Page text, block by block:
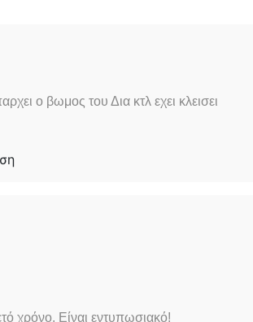
ο βωμος του Δια κτλ εχει κλεισει
χρόνο. Είναι εντυπωσιακό!